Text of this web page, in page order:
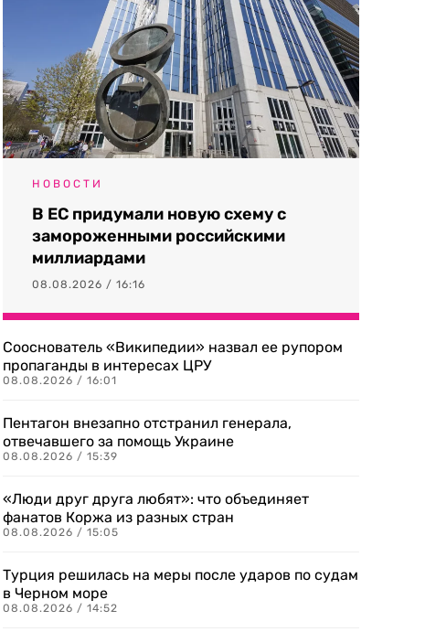
НОВОСТИ
В ЕС придумали новую схему с
замороженными российскими
миллиардами
08.08.2026 / 16:16
Сооснователь «Википедии» назвал ее рупором
пропаганды в интересах ЦРУ
08.08.2026 / 16:01
Пентагон внезапно отстранил генерала,
отвечавшего за помощь Украине
08.08.2026 / 15:39
«Люди друг друга любят»: что объединяет
фанатов Коржа из разных стран
08.08.2026 / 15:05
Турция решилась на меры после ударов по судам
в Черном море
08.08.2026 / 14:52